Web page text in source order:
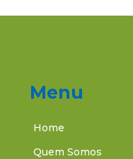
Menu
Home
Quem Somos